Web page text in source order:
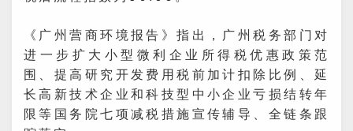
《广州营商环境报告》指出，广州税务部门对
进一步扩大小型微利企业所得税优惠政策范
围、提高研究开发费用税前加计扣除比例、延
长高新技术企业和科技型中小企业亏损结转年
限等国务院七项减税措施宣传辅导、全链条跟